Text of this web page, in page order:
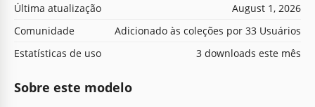
Última atualização
August 1, 2026
Comunidade
Adicionado às coleções por 33 Usuários
Estatísticas de uso
3 downloads este mês
Sobre este modelo